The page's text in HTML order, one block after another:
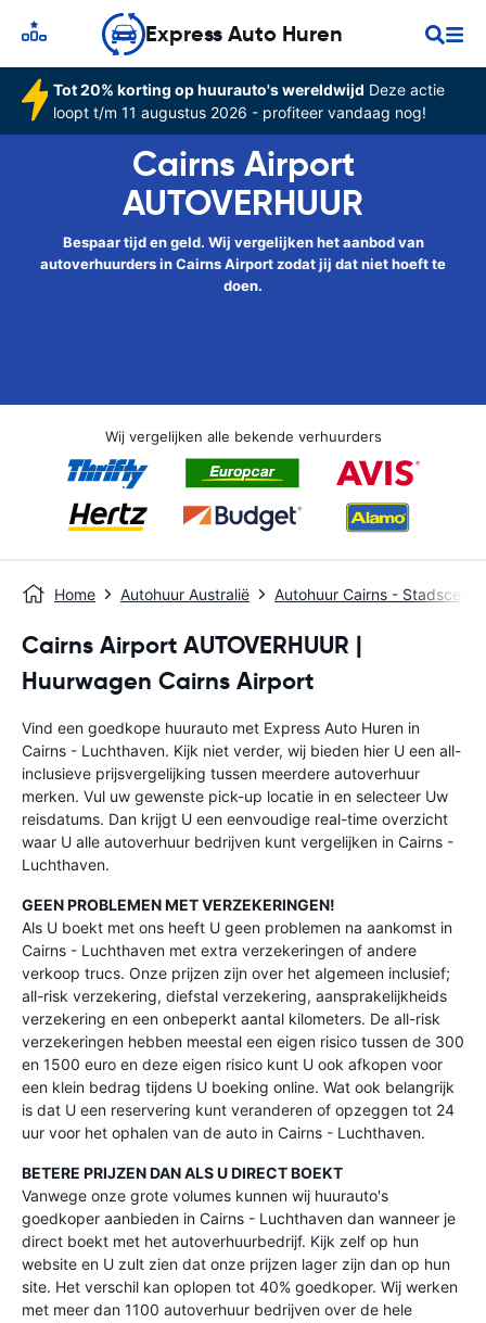
Express Auto Huren
Tot 20% korting op huurauto's wereldwijd Deze actie
loopt t/m 11 augustus 2026 - profiteer vandaag nog!
Cairns Airport
AUTOVERHUUR
Bespaar tijd en geld. Wij vergelijken het aanbod van
autoverhuurders in Cairns Airport zodat jij dat niet hoeft te
doen.
Wij vergelijken alle bekende verhuurders
Home Autohuur Australië Autohuur Cairns -
Cairns Airport AUTOVERHUUR |
Huurwagen Cairns Airport
Vind een goedkope huurauto met Express Auto Huren in
Cairns - Luchthaven. Kijk niet verder, wij bieden hier U een all-
inclusieve prijsvergelijking tussen meerdere autoverhuur
merken. Vul uw gewenste pick-up locatie in en selecteer Uw
reisdatums. Dan krijgt U een eenvoudige real-time overzicht
waar U alle autoverhuur bedrijven kunt vergelijken in Cairns -
Luchthaven.
GEEN PROBLEMEN MET VERZEKERINGEN!
Als U boekt met ons heeft U geen problemen na aankomst in
Cairns - Luchthaven met extra verzekeringen of andere
verkoop trucs. Onze prijzen zijn over het algemeen inclusief;
all-risk verzekering, diefstal verzekering, aansprakelijkheids
verzekering en een onbeperkt aantal kilometers. De all-risk
verzekeringen hebben meestal een eigen risico tussen de 300
en 1500 euro en deze eigen risico kunt U ook afkopen voor
een klein bedrag tijdens U boeking online. Wat ook belangrijk
is dat U een reservering kunt veranderen of opzeggen tot 24
uur voor het ophalen van de auto in Cairns - Luchthaven.
BETERE PRIJZEN DAN ALS U DIRECT BOEKT
Vanwege onze grote volumes kunnen wij huurauto's
goedkoper aanbieden in Cairns - Luchthaven dan wanneer je
direct boekt met het autoverhuurbedrijf. Kijk zelf op hun
website en U zult zien dat onze prijzen lager zijn dan op hun
site. Het verschil kan oplopen tot 40% goedkoper. Wij werken
met meer dan 1100 autoverhuur bedrijven over de hele